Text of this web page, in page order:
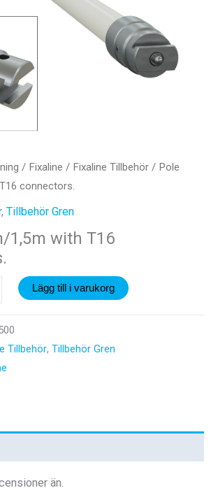
/ Fixaline / Fixaline Tillbehör / Pole
connectors.
, Tillbehör Gren
1,5m with T16
Lägg till i varukorg
Tillbehör, Tillbehör Gren
än.